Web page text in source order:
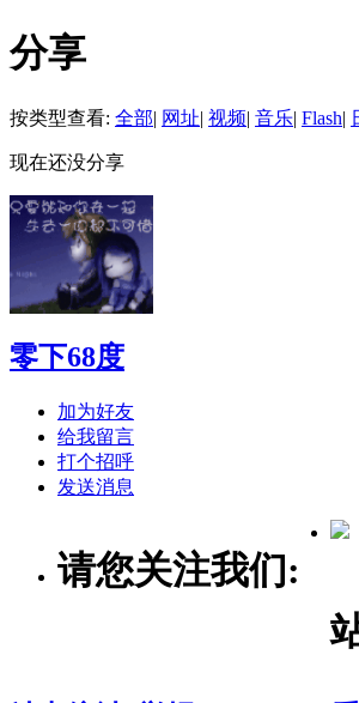
分享
按类型查看: 全部| 网址| 视频| 音乐| Flash|
现在还没分享
零下68度
加为好友
给我留言
打个招呼
发送消息
请您关注我们: